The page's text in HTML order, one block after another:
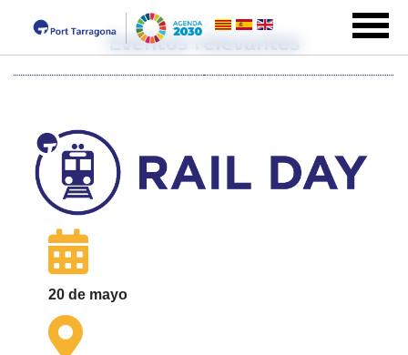
Eventos relevantes
20 de mayo